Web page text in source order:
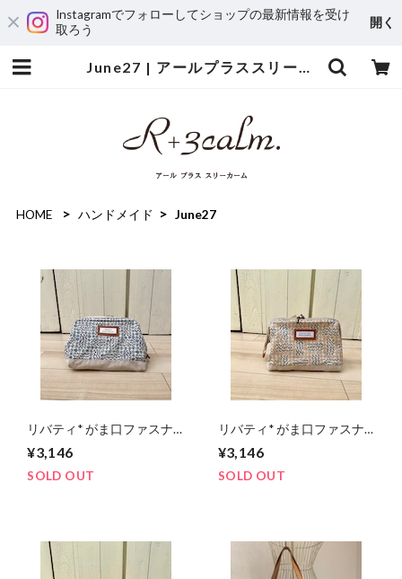
Instagramでフォローしてショップの最新情報を受け
取ろう
開く
June27 | アールプラススリーカーム
HOME ハンドメイド June27
リバティ* がま口ファスナ
¥3,146
SOLD OUT
リバティ* がま口ファスナ
¥3,146
SOLD OUT